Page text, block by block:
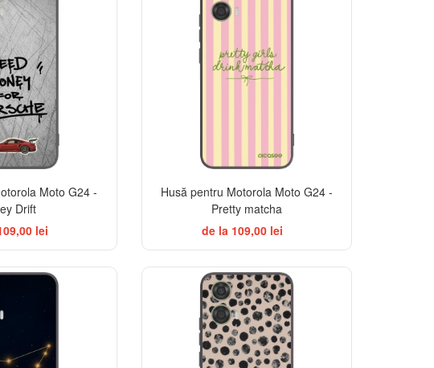
Moto G24 -
Drift
lei
Husă pentru Motorola Moto G24 -
Pretty matcha
de la 109,00 lei